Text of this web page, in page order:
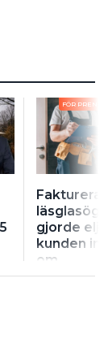
FÖR
gjorde
kunden
om